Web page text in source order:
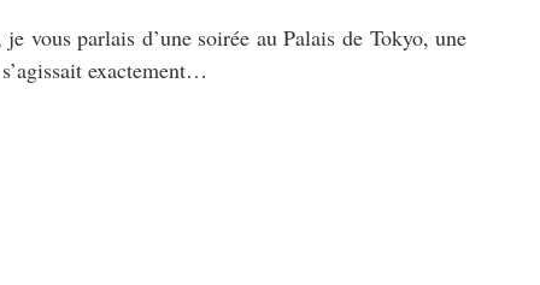
vous parlais d’une soirée au Palais de Tokyo, une
exactement…